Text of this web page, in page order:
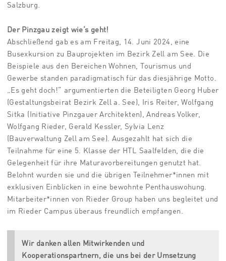
Salzburg.
Der Pinzgau zeigt wie‘s geht!
Abschließend gab es am Freitag, 14. Juni 2024, eine
Busexkursion zu Bauprojekten im Bezirk Zell am See. Die
Beispiele aus den Bereichen Wohnen, Tourismus und
Gewerbe standen paradigmatisch für das diesjährige Motto.
„Es geht doch!“ argumentierten die Beteiligten Georg Huber
(Gestaltungsbeirat Bezirk Zell a. See), Iris Reiter, Wolfgang
Sitka (Initiative Pinzgauer Architekten), Andreas Volker,
Wolfgang Rieder, Gerald Kessler, Sylvia Lenz
(Bauverwaltung Zell am See). Ausgezahlt hat sich die
Teilnahme für eine 5. Klasse der HTL Saalfelden, die die
Gelegenheit für ihre Maturavorbereitungen genutzt hat.
Belohnt wurden sie und die übrigen Teilnehmer*innen mit
exklusiven Einblicken in eine bewohnte Penthauswohung.
Mitarbeiter*innen von Rieder Group haben uns begleitet und
im Rieder Campus überaus freundlich empfangen.
Wir danken allen Mitwirkenden und
Kooperationspartnern, die uns bei der Umsetzung